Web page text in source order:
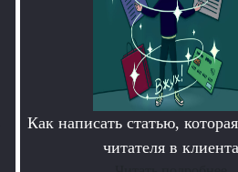
Как написать статью,
читателя в клиента